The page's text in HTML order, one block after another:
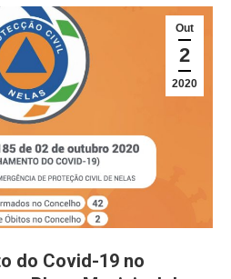
Out
2
2020
do Covid-19 no